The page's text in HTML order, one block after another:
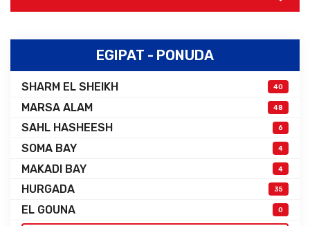
EGIPAT - PONUDA
SHARM EL SHEIKH 40
MARSA ALAM 48
SAHL HASHEESH 6
SOMA BAY 4
MAKADI BAY 4
HURGADA 35
EL GOUNA 0